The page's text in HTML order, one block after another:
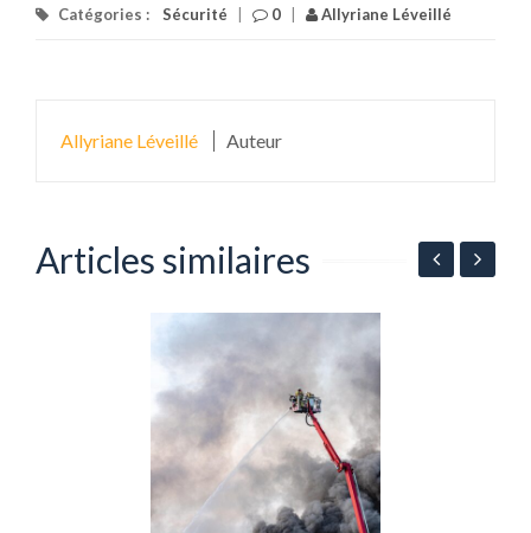
Catégories : Sécurité 0 Allyriane Léveillé
Allyriane Léveillé Auteur
Articles similaires